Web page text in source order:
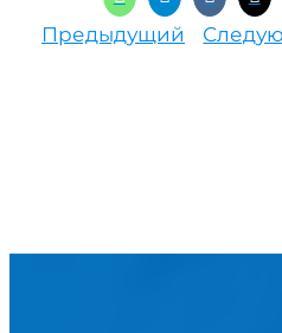
Предыдущий